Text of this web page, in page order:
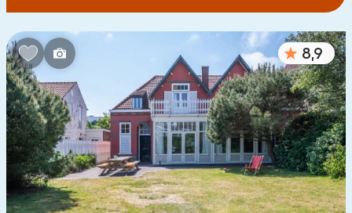
Schlafzimmern:
1 2 4 5
Badezimmer:
1 2 3 4 5
8,9